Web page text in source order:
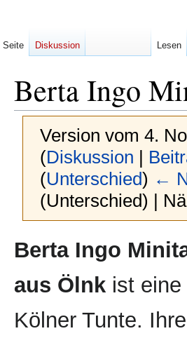
Berta Ingo
Version vom 4.
(Diskussion |
(Unterschied) ←
(Unterschied) |
Navigation
Suche
Berta Ingo
aus Ölnk ist eine
Kölner Tunte. Ihre
Seite Diskussion Lesen